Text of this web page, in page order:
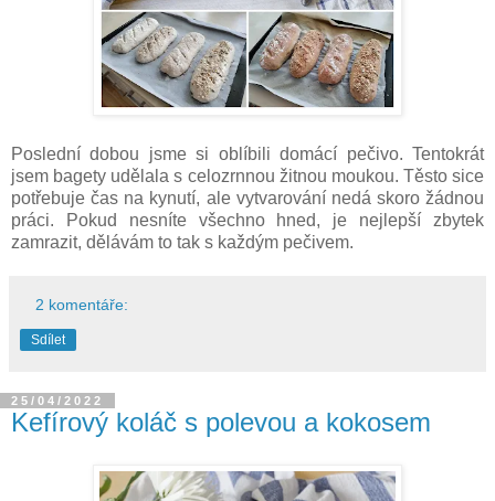
Poslední dobou jsme si oblíbili domácí pečivo. Tentokrát
jsem bagety udělala s celozrnnou žitnou moukou. Těsto sice
potřebuje čas na kynutí, ale vytvarování nedá skoro žádnou
práci. Pokud nesníte všechno hned, je nejlepší zbytek
zamrazit, dělávám to tak s každým pečivem.
2 komentáře:
Sdílet
25/04/2022
Kefírový koláč s polevou a kokosem